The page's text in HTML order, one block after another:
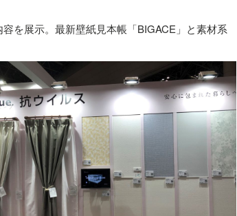
を展示。最新壁紙見本帳「BIGACE」と素材系